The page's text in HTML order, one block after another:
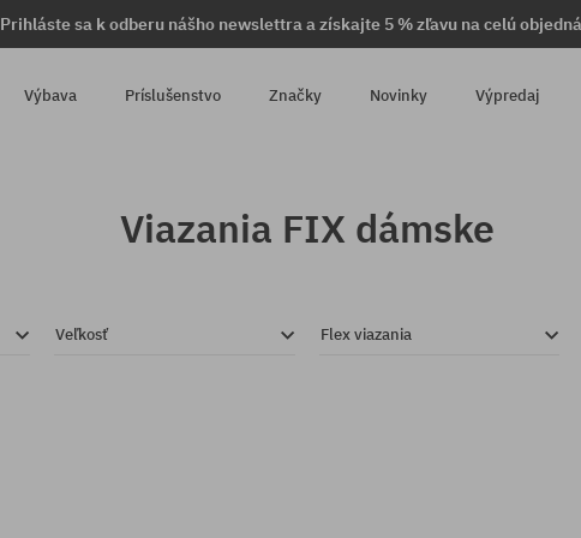
Prihláste sa k odberu nášho newslettra a získajte 5 % zľavu na celú
Výbava Príslušenstvo Značky Novinky Výpredaj
Viazania FIX dámske
Veľkosť Flex viazania